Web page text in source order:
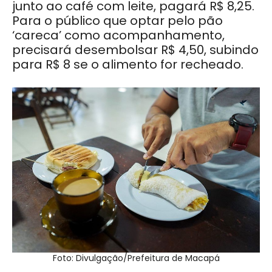
junto ao café com leite, pagará R$ 8,25.
Para o público que optar pelo pão
‘careca’ como acompanhamento,
precisará desembolsar R$ 4,50, subindo
para R$ 8 se o alimento for recheado.
Foto: Divulgação/Prefeitura de Macapá